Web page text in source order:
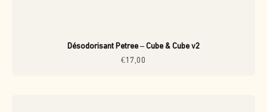
Désodorisant Petree – Cube & Cube v2
Prix de vente
€17,00